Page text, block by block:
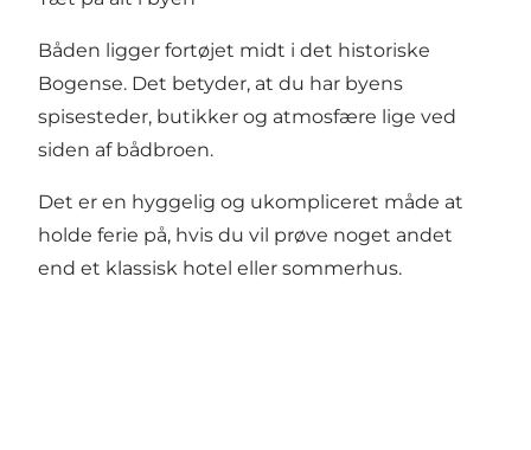
Båden ligger fortøjet midt i det historiske
Bogense. Det betyder, at du har byens
spisesteder, butikker og atmosfære lige ved
siden af bådbroen.
Det er en hyggelig og ukompliceret måde at
holde ferie på, hvis du vil prøve noget andet
end et klassisk hotel eller sommerhus.